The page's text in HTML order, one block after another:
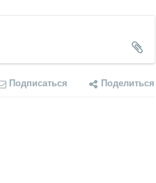
Подписаться Поделиться